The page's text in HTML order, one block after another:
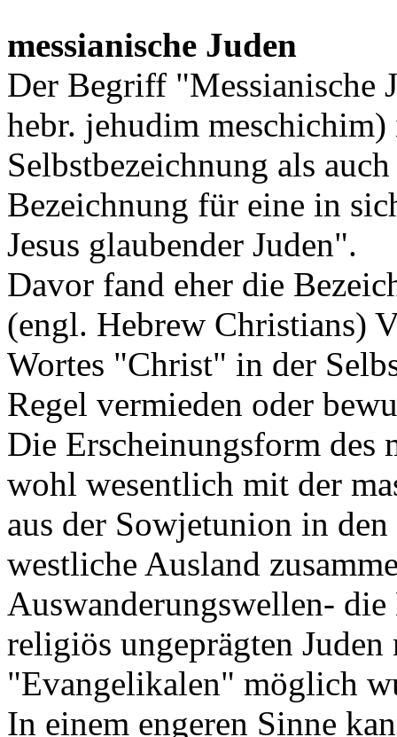
messianische Juden
Der Begriff "Messianische
hebr. jehudim
Selbstbezeichnung als
Bezeichnung für eine in
Jesus glaubender Juden".
Davor fand eher die
(engl. Hebrew Christians)
Wortes "Christ" in der
Regel vermieden oder
Die Erscheinungsform des
wohl wesentlich mit der
aus der Sowjetunion in
westliche Ausland
Auswanderungswellen-
religiös ungeprägten
"Evangelikalen" möglich
In einem engeren Sinne